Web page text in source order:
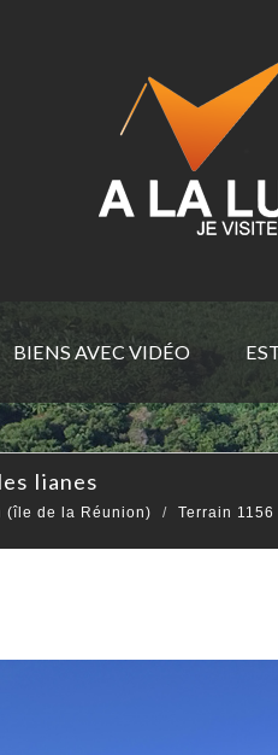
BIENS AVEC VIDÉO
lianes
(île de la Réunion) Terrain